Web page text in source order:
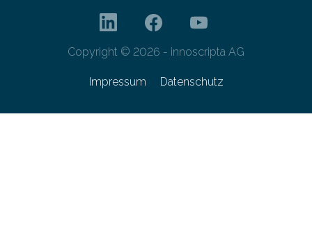
Copyright © 2026 - innoscripta AG
Impressum Datenschutz